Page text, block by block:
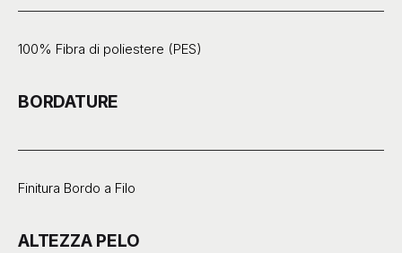
100% Fibra di poliestere (PES)
BORDATURE
Finitura Bordo a Filo
ALTEZZA PELO